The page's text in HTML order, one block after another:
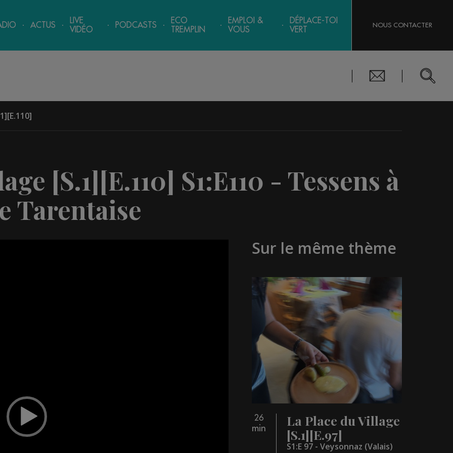
ACTUS
LIVE
VIDÉO
PODCASTS
ECO
TREMPLIN
EMPLOI &
VOUS
DÉPLACE-TOI
VERT
NOUS CONTACTER
[S.1][E.110] S1:E110 - Tessens à
Tarentaise
Sur le même thème
26
min
La Place du Village
[S.1][E.97]
S1:E 97 - Veysonnaz (Valais)